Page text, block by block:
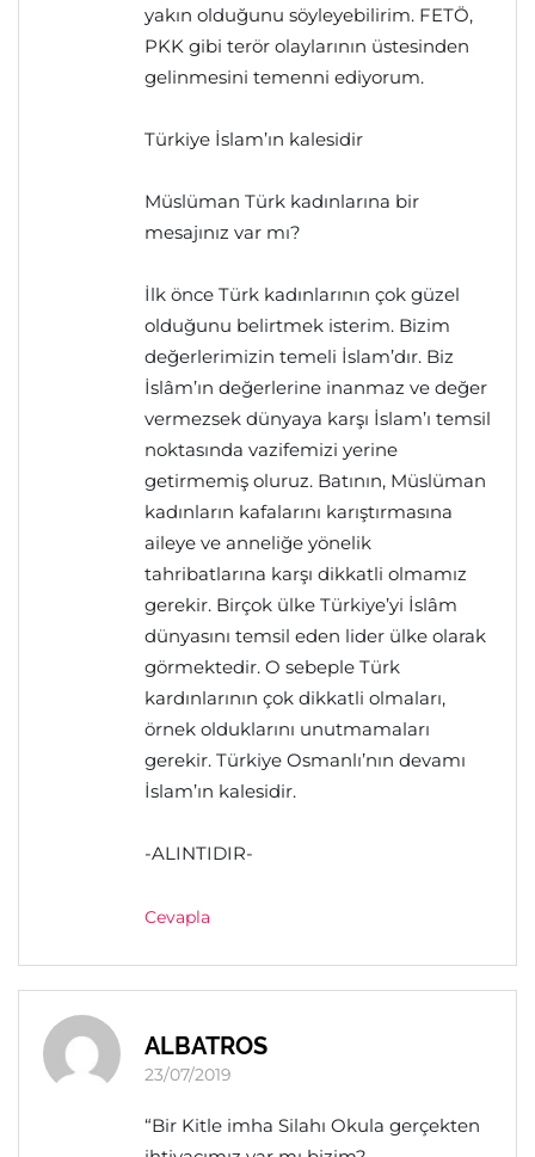
yakın olduğunu söyleyebilirim. FETÖ,
PKK gibi terör olaylarının üstesinden
gelinmesini temenni ediyorum.
Türkiye İslam’ın kalesidir
Müslüman Türk kadınlarına bir
mesajınız var mı?
İlk önce Türk kadınlarının çok güzel
olduğunu belirtmek isterim. Bizim
değerlerimizin temeli İslam’dır. Biz
İslâm’ın değerlerine inanmaz ve değer
vermezsek dünyaya karşı İslam’ı temsil
noktasında vazifemizi yerine
getirmemiş oluruz. Batının, Müslüman
kadınların kafalarını karıştırmasına
aileye ve anneliğe yönelik
tahribatlarına karşı dikkatli olmamız
gerekir. Birçok ülke Türkiye’yi İslâm
dünyasını temsil eden lider ülke olarak
görmektedir. O sebeple Türk
kardınlarının çok dikkatli olmaları,
örnek olduklarını unutmamaları
gerekir. Türkiye Osmanlı’nın devamı
İslam’ın kalesidir.
-ALINTIDIR-
Cevapla
ALBATROS
23/07/2019
“Bir Kitle imha Silahı Okula gerçekten